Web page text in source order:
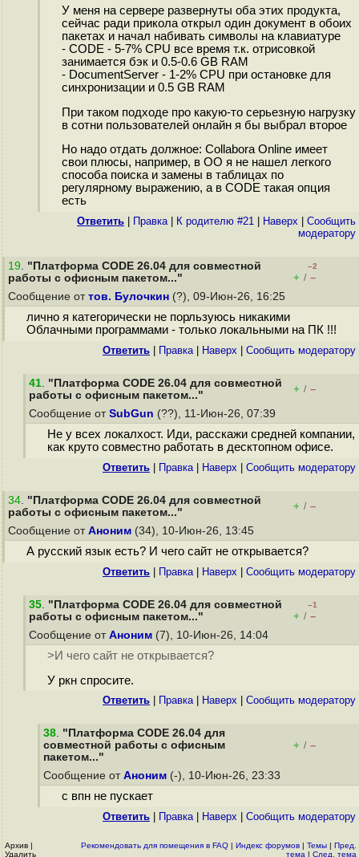
У меня на сервере развернуты оба этих продукта,
сейчас ради прикола открыл один документ в обоих
пакетах и начал набивать символы на клавиатуре
- CODE - 5-7% CPU все время т.к. отрисовкой
занимается бэк и 0.5-0.6 GB RAM
- DocumentServer - 1-2% CPU при остановке для
синхронизации и 0.5 GB RAM
При таком подходе про какую-то серьезную нагрузку
в сотни пользователей онлайн я бы выбрал второе
Но надо отдать должное: Collabora Online имеет
свои плюсы, например, в OO я не нашел легкого
способа поиска и замены в таблицах по
регулярному выражению, а в СODE такая опция
есть
Ответить Правка| К родителю #21 Наверх
Cообщить
модератору
19. "Платформа CODE 26.04 для совместной
работы с офисным пакетом..."
–2
+ / –
Сообщение от тов. Булочкин (?), 09-Июн-26, 16:25
лично я категорически не порльзуюсь никакими
Облачными программами - только локальными на ПК !!!
Ответить Правка| Наверх Cообщить модератору
41. "Платформа CODE 26.04 для совместной
работы с офисным пакетом..."
+ / –
Сообщение от SubGun (??), 11-Июн-26, 07:39
Не у всех локалхост. Иди, расскажи средней компании,
как круто совместно работать в десктопном офисе.
Ответить Правка| Наверх Cообщить модератору
34. "Платформа CODE 26.04 для совместной
работы с офисным пакетом..."
+ / –
Сообщение от Аноним (34), 10-Июн-26, 13:45
А русский язык есть? И чего сайт не открывается?
Ответить Правка| Наверх Cообщить модератору
35. "Платформа CODE 26.04 для совместной
работы с офисным пакетом..."
–1
+ / –
Сообщение от Аноним (7), 10-Июн-26, 14:04
>И чего сайт не открывается?
У ркн спросите.
Ответить Правка| Наверх Cообщить модератору
38. "Платформа CODE 26.04 для
совместной работы с офисным
пакетом..."
+ / –
Сообщение от Аноним (-), 10-Июн-26, 23:33
с впн не пускает
Ответить Правка| Наверх Cообщить модератору
Архив |
Удалить
Рекомендовать для помещения в FAQ | Индекс форумов | Темы | Пред.
тема | След. тема